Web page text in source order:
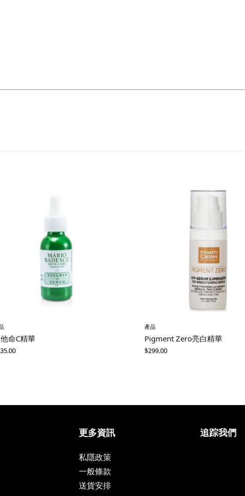
命C精華
產品
Pigment Zero亮白精華
$299.00
更多資訊
私隱政策
一般條款
送貨安排
追踪我們